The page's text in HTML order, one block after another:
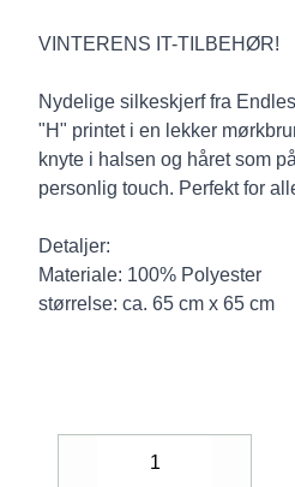
Description
VINTERENS IT-TILBEHØR!
Nydelige silkeskjerf fra
"H" printet i en lekker
knyte i halsen og håret som
personlig touch. Perfekt for
Detaljer:
Materiale: 100% Polyester
størrelse: ca. 65 cm x 65 cm
Decrease